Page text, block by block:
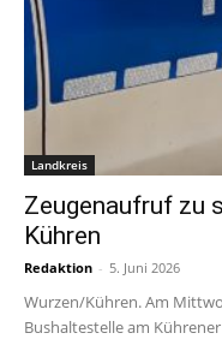
Landkreis
Zeugenaufruf zu
Kühren
Redaktion - 5. Juni 2026
Wurzen/Kühren. Am
Bushaltestelle am